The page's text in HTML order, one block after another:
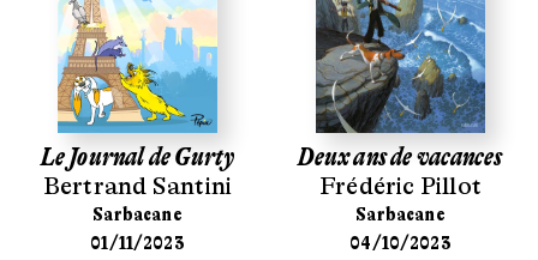
Le Journal de Gurty
Bertrand Santini
Sarbacane
01/11/2023
Deux ans de vacances
Frédéric Pillot
Sarbacane
04/10/2023